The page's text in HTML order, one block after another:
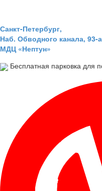
Санкт-Петербург,
Наб. Обводного канала, 93-
МДЦ «Нептун»
Бесплатная парковка для